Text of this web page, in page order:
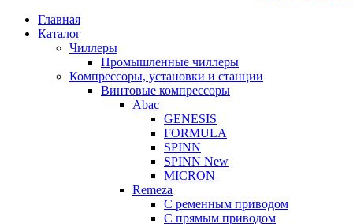
Главная
Каталог
Чиллеры
Промышленные чиллеры
Компрессоры, установки и станции
Винтовые компрессоры
Abac
GENESIS
FORMULA
SPINN
SPINN New
MICRON
Remeza
С ременным приводом
С прямым приводом